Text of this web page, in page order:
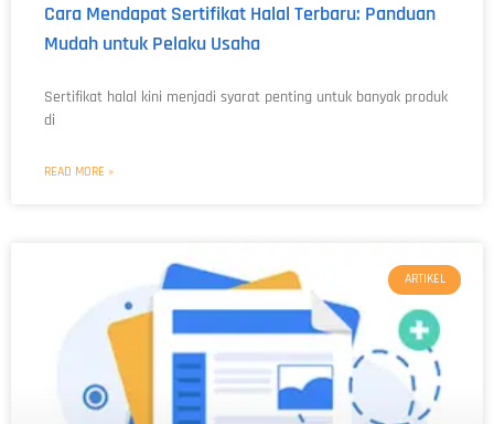
Cara Mendapat Sertifikat Halal Terbaru: Panduan
Mudah untuk Pelaku Usaha
Sertifikat halal kini menjadi syarat penting untuk banyak produk
di
READ MORE »
ARTIKEL